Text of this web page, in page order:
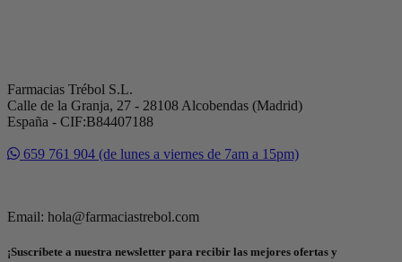
Farmacias Trébol S.L.
Calle de la Granja, 27 - 28108 Alcobendas (Madrid)
España - CIF:B84407188
659 761 904 (de lunes a viernes de 7am a 15pm)
Email: hola@farmaciastrebol.com
¡Suscríbete a nuestra newsletter para recibir las mejores ofertas y